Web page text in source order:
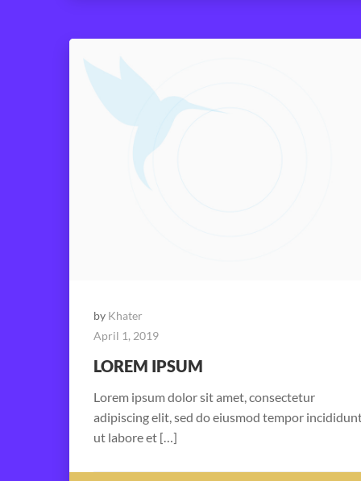
by Khater
April 1, 2019
LOREM IPSUM
Lorem ipsum dolor sit amet, consectetur
adipiscing elit, sed do eiusmod tempor
ut labore et […]